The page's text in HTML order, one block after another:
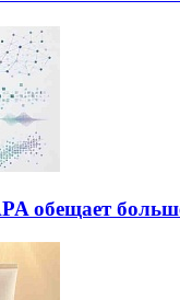
обещает